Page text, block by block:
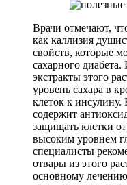
Врачи отмечают,
как каллизия
свойств, которые
сахарного
экстракты этого
уровень сахара в
клеток к инсулину.
содержит
защищать клетки
высоким уровнем
специалисты
отвары из этого
основному